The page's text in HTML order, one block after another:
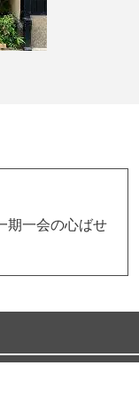
期一会の心ばせ